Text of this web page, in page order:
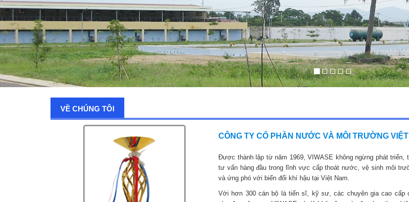
VỀ CHÚNG TÔI
CÔNG TY CỔ PHẦN NƯỚC VÀ MÔI TRƯỜNG
Được thành lập từ năm 1969, VIWASE không ngừng phát triển,
tư vấn hàng đầu trong lĩnh vực cấp thoát nước, vệ sinh môi
và ứng phó với biến đổi khí hậu tại Việt Nam.
Với hơn 300 cán bộ là tiến sĩ, kỹ sư, các chuyên gia cao cấp